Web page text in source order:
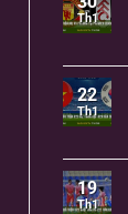
Th1
22
Th1
19
Th1